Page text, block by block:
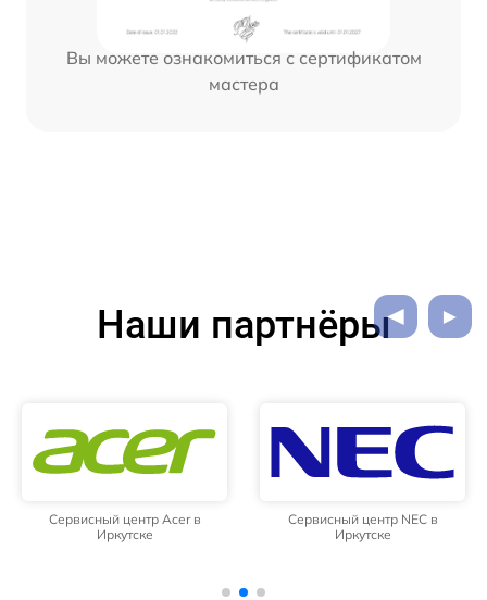
Вы можете ознакомиться с сертификатом
мастера
Наши партнёры
Сервисный центр Acer в
Иркутске
Сервисный центр NEC в
Иркутске